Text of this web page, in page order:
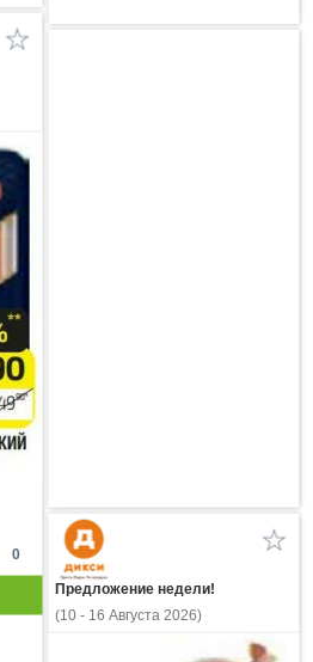
0
Предложение недели!
(10 - 16 Августа 2026)